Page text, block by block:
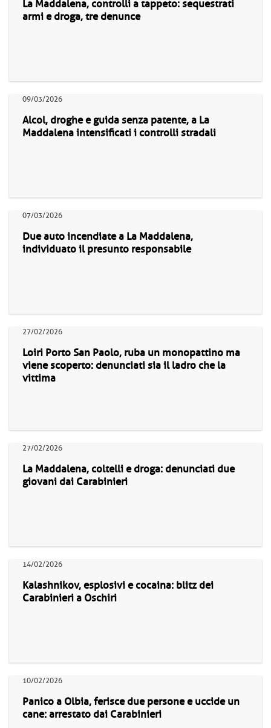
La Maddalena, controlli a tappeto: sequestrati
armi e droga, tre denunce
09/03/2026
Alcol, droghe e guida senza patente, a La
Maddalena intensificati i controlli stradali
07/03/2026
Due auto incendiate a La Maddalena,
individuato il presunto responsabile
27/02/2026
Loiri Porto San Paolo, ruba un monopattino ma
viene scoperto: denunciati sia il ladro che la
vittima
27/02/2026
La Maddalena, coltelli e droga: denunciati due
giovani dai Carabinieri
14/02/2026
Kalashnikov, esplosivi e cocaina: blitz dei
Carabinieri a Oschiri
10/02/2026
Panico a Olbia, ferisce due persone e uccide un
cane: arrestato dai Carabinieri